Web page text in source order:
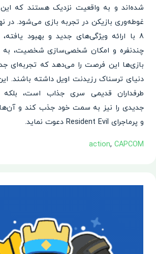
شده‌اند و به واقعیت نزدیک هستند که
غوطه‌وری بازیکن در تجربه بازی می‌شود. در
8 با ارائه ویژگی‌های جدید و بهبود
چندنفره و امکان شخصی‌سازی شخصیت، به
بازی‌ها این فرصت را می‌دهد که تجربه‌ای
دنیای ترسناک رزیدنت اویل داشته باشند.
طرفداران قدیمی سری جذاب است، بلکه
جدیدی را نیز به سمت خود جذب کند و آن‌ها
و پرماجرای Resident Evil دعوت نماید.
action, CAPCOM